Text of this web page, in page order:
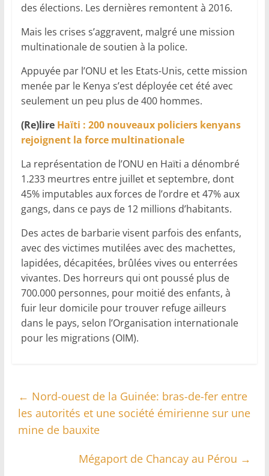
des élections. Les dernières remontent à 2016.
Mais les crises s’aggravent, malgré une mission
multinationale de soutien à la police.
Appuyée par l’ONU et les Etats-Unis, cette mission
menée par le Kenya s’est déployée cet été avec
seulement un peu plus de 400 hommes.
(Re)lire Haïti : 200 nouveaux policiers kenyans
rejoignent la force multinationale
La représentation de l’ONU en Haïti a dénombré
1.233 meurtres entre juillet et septembre, dont
45% imputables aux forces de l’ordre et 47% aux
gangs, dans ce pays de 12 millions d’habitants.
Des actes de barbarie visent parfois des enfants,
avec des victimes mutilées avec des machettes,
lapidées, décapitées, brûlées vives ou enterrées
vivantes. Des horreurs qui ont poussé plus de
700.000 personnes, pour moitié des enfants, à
fuir leur domicile pour trouver refuge ailleurs
dans le pays, selon l’Organisation internationale
pour les migrations (OIM).
← Nord-ouest de la Guinée: bras-de-fer entre
les autorités et une société émirienne sur une
mine de bauxite
Mégaport de Chancay au Pérou →